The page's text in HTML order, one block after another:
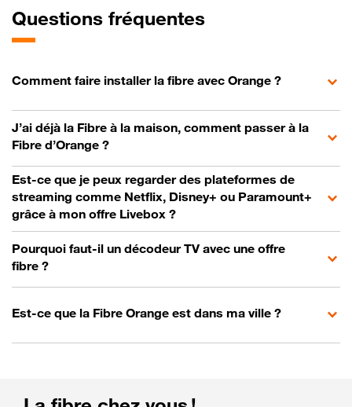
Questions fréquentes
Comment faire installer la fibre avec Orange ?
J’ai déjà la Fibre à la maison, comment passer à la
Fibre d’Orange ?
Est-ce que je peux regarder des plateformes de
streaming comme Netflix, Disney+ ou Paramount+
grâce à mon offre Livebox ?
Pourquoi faut-il un décodeur TV avec une offre
fibre ?
Est-ce que la Fibre Orange est dans ma ville ?